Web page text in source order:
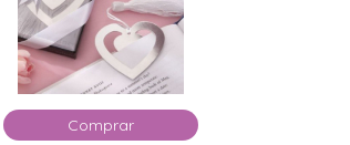
Comprar